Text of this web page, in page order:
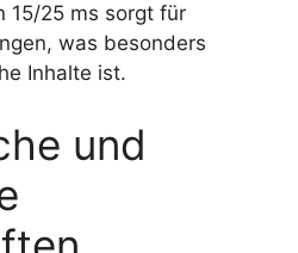
15/25 ms sorgt für
was besonders
Inhalte ist.
und